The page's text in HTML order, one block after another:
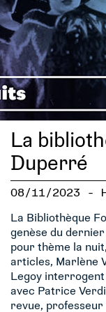
La
Duperré
08/11/2023 -
La Bibliothèque
genèse du
pour thème la
articles, Marlène
Legoy interrogent
avec Patrice
revue, professeur